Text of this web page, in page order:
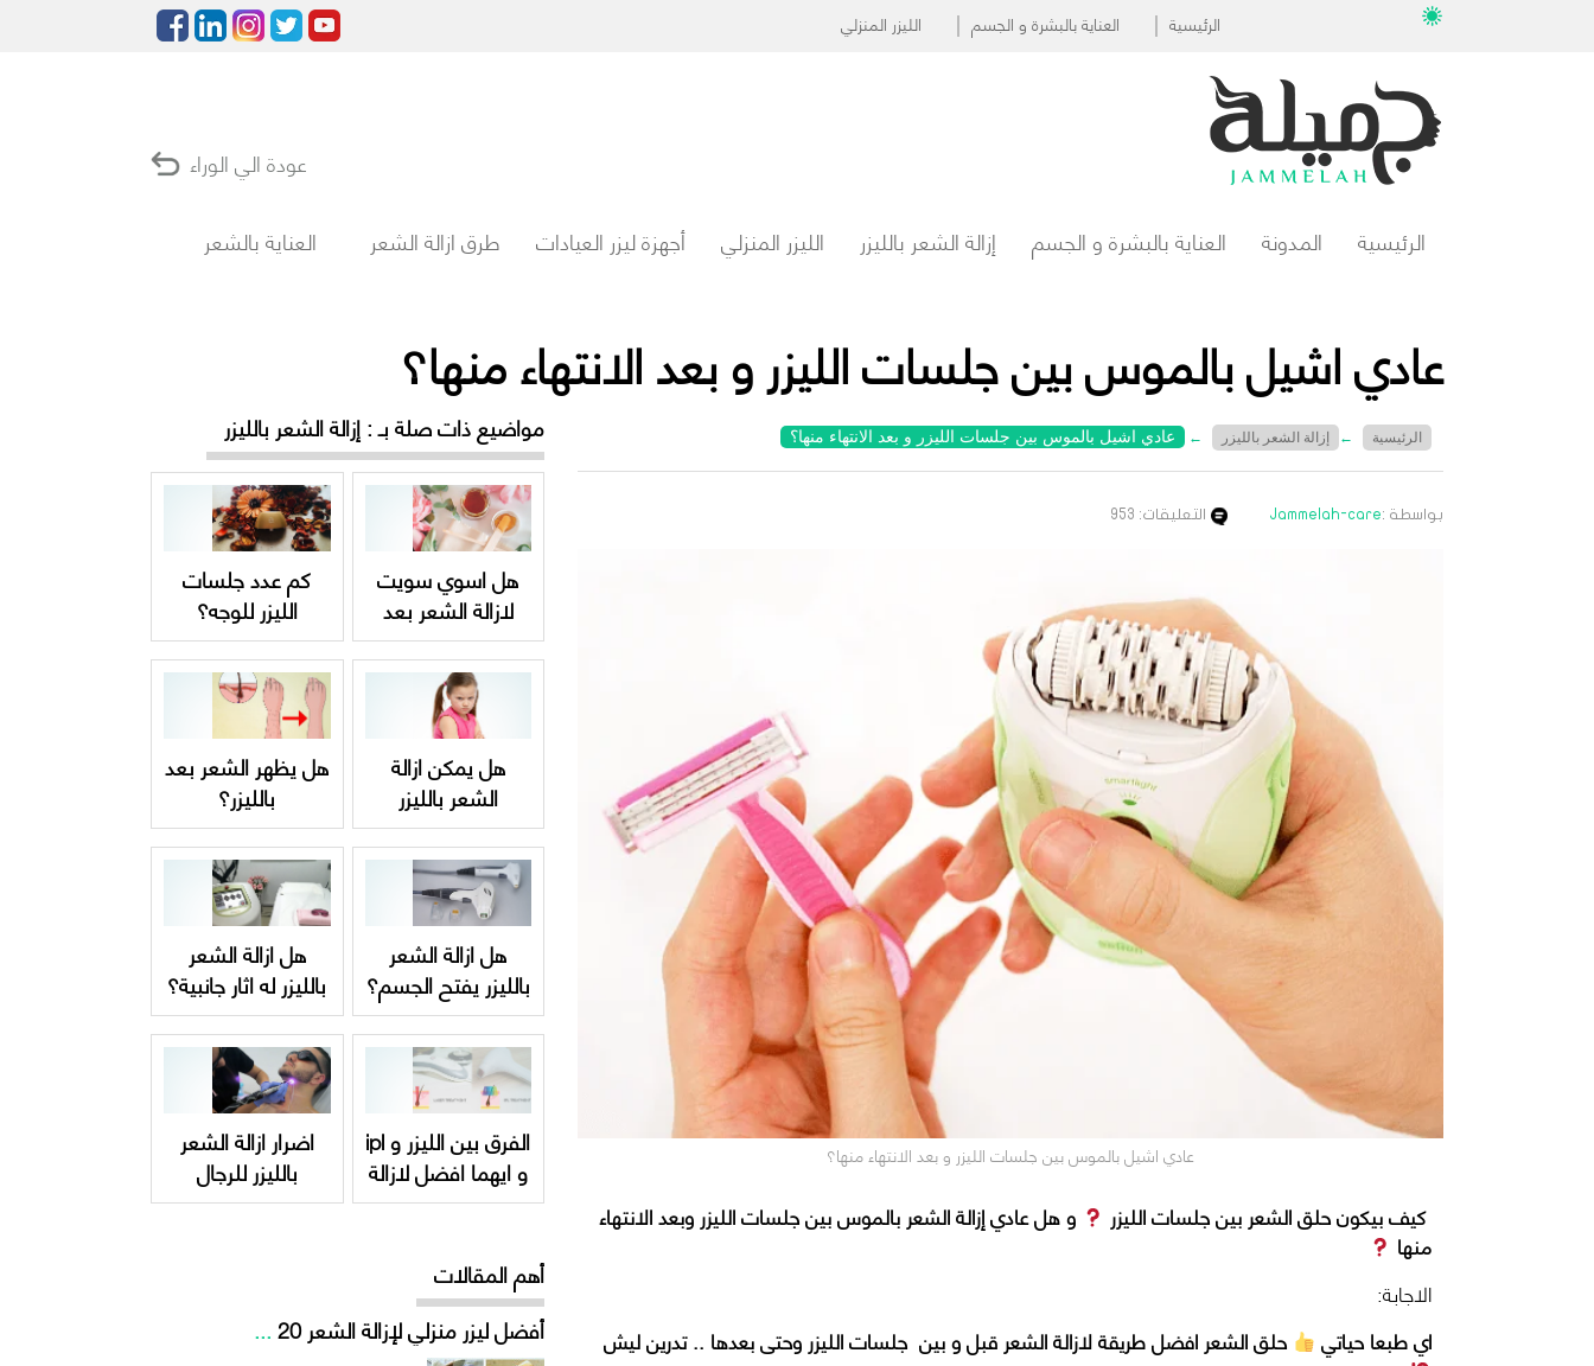
الرئيسية العناية بالبشرة و الجسم الليزر المنزلي
عودة الي الوراء
الرئيسية المدونة العناية بالبشرة و الجسم إزالة الشعر بالليزر الليزر المنزلي أجهزة ليزر العيادات طرق ازالة الشعر العناية بالشعر
عادي اشيل بالموس بين جلسات الليزر و بعد الانتهاء منها؟
الرئيسية ← إزالة الشعر بالليزر ← عادي اشيل بالموس بين جلسات الليزر و بعد الانتهاء منها؟
بواسطة :Jammelah-care التعليقات: 953
عادي اشيل بالموس بين جلسات الليزر و بعد الانتهاء منها؟
كيف بيكون حلق الشعر بين جلسات الليزر و هل عادي إزالة الشعر بالموس بين جلسات الليزر وبعد الانتهاء
منها
الاجابة:
اي طبعا حياتي
حلق الشعر افضل طريقة لازالة الشعر قبل و بين جلسات الليزر وحتى بعدها .. تدرين ليش
مواضيع ذات صلة بـ : إزالة الشعر بالليزر
هل اسوي سويت
لازالة الشعر بعد
الليزر؟ ام يبطل
مفعوله؟
كم عدد جلسات
الليزر للوجه؟
هل يمكن ازالة
الشعر بالليزر
للاطفال؟
هل يظهر الشعر بعد
بالليزر؟
هل ازالة الشعر
بالليزر يفتح الجسم؟
هل ازالة الشعر
بالليزر له اثار جانبية؟
الفرق بين الليزر و ipl
و ايهما افضل لازالة
الشعر ؟
اضرار ازالة الشعر
بالليزر للرجال
أهم المقالات
أفضل ليزر منزلي لإزالة الشعر 20
...